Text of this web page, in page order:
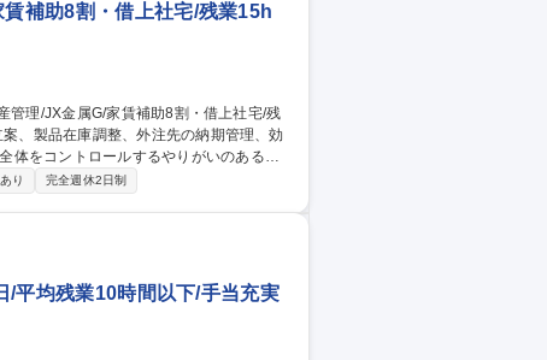
補助8割・借上社宅/残業15h
体をコントロールするやりがいのあるポ
できます。 募集職種 【京都
15h
り 完全週休2日制
/平均残業10時間以下/手当充実